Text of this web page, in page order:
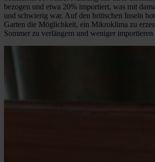
bezogen und etwa 20% importiert, was mit
und schwierig war. Auf den britischen Inseln
Garten die Möglichkeit, ein Mikroklima zu
Sommer zu verlängern und weniger importieren